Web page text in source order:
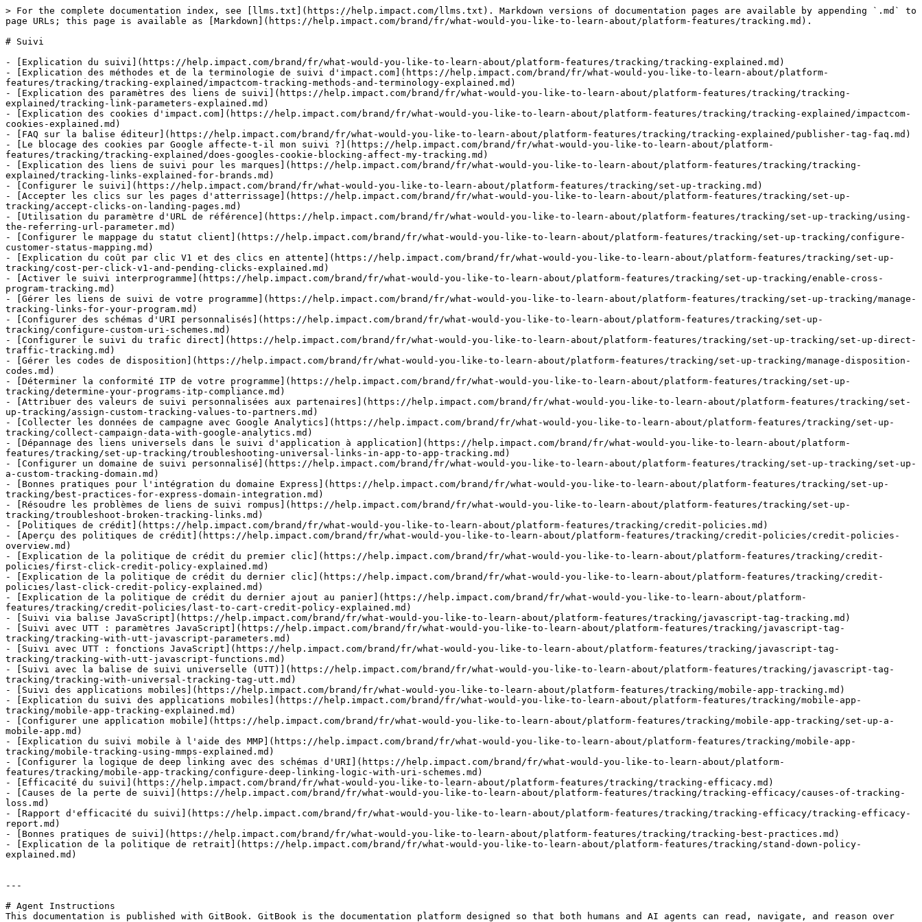
> For the complete documentation index, see [llms.txt](https://help.impact.com/llms.txt). Markdown versions of documentation pages are available by appending `.md` to
page URLs; this page is available as [Markdown](https://help.impact.com/brand/fr/what-would-you-like-to-learn-about/platform-features/tracking.md).
# Suivi
- [Explication du suivi](https://help.impact.com/brand/fr/what-would-you-like-to-learn-about/platform-features/tracking/tracking-explained.md)
- [Explication des méthodes et de la terminologie de suivi d'impact.com](https://help.impact.com/brand/fr/what-would-you-like-to-learn-about/platform-
features/tracking/tracking-explained/impactcom-tracking-methods-and-terminology-explained.md)
- [Explication des paramètres des liens de suivi](https://help.impact.com/brand/fr/what-would-you-like-to-learn-about/platform-features/tracking/tracking-
explained/tracking-link-parameters-explained.md)
- [Explication des cookies d'impact.com](https://help.impact.com/brand/fr/what-would-you-like-to-learn-about/platform-features/tracking/tracking-explained/impactcom-
cookies-explained.md)
- [FAQ sur la balise éditeur](https://help.impact.com/brand/fr/what-would-you-like-to-learn-about/platform-features/tracking/tracking-explained/publisher-tag-faq.md)
- [Le blocage des cookies par Google affecte-t-il mon suivi ?](https://help.impact.com/brand/fr/what-would-you-like-to-learn-about/platform-
features/tracking/tracking-explained/does-googles-cookie-blocking-affect-my-tracking.md)
- [Explication des liens de suivi pour les marques](https://help.impact.com/brand/fr/what-would-you-like-to-learn-about/platform-features/tracking/tracking-
explained/tracking-links-explained-for-brands.md)
- [Configurer le suivi](https://help.impact.com/brand/fr/what-would-you-like-to-learn-about/platform-features/tracking/set-up-tracking.md)
- [Accepter les clics sur les pages d'atterrissage](https://help.impact.com/brand/fr/what-would-you-like-to-learn-about/platform-features/tracking/set-up-
tracking/accept-clicks-on-landing-pages.md)
- [Utilisation du paramètre d'URL de référence](https://help.impact.com/brand/fr/what-would-you-like-to-learn-about/platform-features/tracking/set-up-tracking/using-
the-referring-url-parameter.md)
- [Configurer le mappage du statut client](https://help.impact.com/brand/fr/what-would-you-like-to-learn-about/platform-features/tracking/set-up-tracking/configure-
customer-status-mapping.md)
- [Explication du coût par clic V1 et des clics en attente](https://help.impact.com/brand/fr/what-would-you-like-to-learn-about/platform-features/tracking/set-up-
tracking/cost-per-click-v1-and-pending-clicks-explained.md)
- [Activer le suivi interprogramme](https://help.impact.com/brand/fr/what-would-you-like-to-learn-about/platform-features/tracking/set-up-tracking/enable-cross-
program-tracking.md)
- [Gérer les liens de suivi de votre programme](https://help.impact.com/brand/fr/what-would-you-like-to-learn-about/platform-features/tracking/set-up-tracking/manage-
tracking-links-for-your-program.md)
- [Configurer des schémas d'URI personnalisés](https://help.impact.com/brand/fr/what-would-you-like-to-learn-about/platform-features/tracking/set-up-
tracking/configure-custom-uri-schemes.md)
- [Configurer le suivi du trafic direct](https://help.impact.com/brand/fr/what-would-you-like-to-learn-about/platform-features/tracking/set-up-tracking/set-up-direct-
traffic-tracking.md)
- [Gérer les codes de disposition](https://help.impact.com/brand/fr/what-would-you-like-to-learn-about/platform-features/tracking/set-up-tracking/manage-disposition-
codes.md)
- [Déterminer la conformité ITP de votre programme](https://help.impact.com/brand/fr/what-would-you-like-to-learn-about/platform-features/tracking/set-up-
tracking/determine-your-programs-itp-compliance.md)
- [Attribuer des valeurs de suivi personnalisées aux partenaires](https://help.impact.com/brand/fr/what-would-you-like-to-learn-about/platform-features/tracking/set-
up-tracking/assign-custom-tracking-values-to-partners.md)
- [Collecter les données de campagne avec Google Analytics](https://help.impact.com/brand/fr/what-would-you-like-to-learn-about/platform-features/tracking/set-up-
tracking/collect-campaign-data-with-google-analytics.md)
- [Dépannage des liens universels dans le suivi d'application à application](https://help.impact.com/brand/fr/what-would-you-like-to-learn-about/platform-
features/tracking/set-up-tracking/troubleshooting-universal-links-in-app-to-app-tracking.md)
- [Configurer un domaine de suivi personnalisé](https://help.impact.com/brand/fr/what-would-you-like-to-learn-about/platform-features/tracking/set-up-tracking/set-up-
a-custom-tracking-domain.md)
- [Bonnes pratiques pour l'intégration du domaine Express](https://help.impact.com/brand/fr/what-would-you-like-to-learn-about/platform-features/tracking/set-up-
tracking/best-practices-for-express-domain-integration.md)
- [Résoudre les problèmes de liens de suivi rompus](https://help.impact.com/brand/fr/what-would-you-like-to-learn-about/platform-features/tracking/set-up-
tracking/troubleshoot-broken-tracking-links.md)
- [Politiques de crédit](https://help.impact.com/brand/fr/what-would-you-like-to-learn-about/platform-features/tracking/credit-policies.md)
- [Aperçu des politiques de crédit](https://help.impact.com/brand/fr/what-would-you-like-to-learn-about/platform-features/tracking/credit-policies/credit-policies-
overview.md)
- [Explication de la politique de crédit du premier clic](https://help.impact.com/brand/fr/what-would-you-like-to-learn-about/platform-features/tracking/credit-
policies/first-click-credit-policy-explained.md)
- [Explication de la politique de crédit du dernier clic](https://help.impact.com/brand/fr/what-would-you-like-to-learn-about/platform-features/tracking/credit-
policies/last-click-credit-policy-explained.md)
- [Explication de la politique de crédit du dernier ajout au panier](https://help.impact.com/brand/fr/what-would-you-like-to-learn-about/platform-
features/tracking/credit-policies/last-to-cart-credit-policy-explained.md)
- [Suivi via balise JavaScript](https://help.impact.com/brand/fr/what-would-you-like-to-learn-about/platform-features/tracking/javascript-tag-tracking.md)
- [Suivi avec UTT : paramètres JavaScript](https://help.impact.com/brand/fr/what-would-you-like-to-learn-about/platform-features/tracking/javascript-tag-
tracking/tracking-with-utt-javascript-parameters.md)
- [Suivi avec UTT : fonctions JavaScript](https://help.impact.com/brand/fr/what-would-you-like-to-learn-about/platform-features/tracking/javascript-tag-
tracking/tracking-with-utt-javascript-functions.md)
- [Suivi avec la balise de suivi universelle (UTT)](https://help.impact.com/brand/fr/what-would-you-like-to-learn-about/platform-features/tracking/javascript-tag-
tracking/tracking-with-universal-tracking-tag-utt.md)
- [Suivi des applications mobiles](https://help.impact.com/brand/fr/what-would-you-like-to-learn-about/platform-features/tracking/mobile-app-tracking.md)
- [Explication du suivi des applications mobiles](https://help.impact.com/brand/fr/what-would-you-like-to-learn-about/platform-features/tracking/mobile-app-
tracking/mobile-app-tracking-explained.md)
- [Configurer une application mobile](https://help.impact.com/brand/fr/what-would-you-like-to-learn-about/platform-features/tracking/mobile-app-tracking/set-up-a-
mobile-app.md)
- [Explication du suivi mobile à l'aide des MMP](https://help.impact.com/brand/fr/what-would-you-like-to-learn-about/platform-features/tracking/mobile-app-
tracking/mobile-tracking-using-mmps-explained.md)
- [Configurer la logique de deep linking avec des schémas d'URI](https://help.impact.com/brand/fr/what-would-you-like-to-learn-about/platform-
features/tracking/mobile-app-tracking/configure-deep-linking-logic-with-uri-schemes.md)
- [Efficacité du suivi](https://help.impact.com/brand/fr/what-would-you-like-to-learn-about/platform-features/tracking/tracking-efficacy.md)
- [Causes de la perte de suivi](https://help.impact.com/brand/fr/what-would-you-like-to-learn-about/platform-features/tracking/tracking-efficacy/causes-of-tracking-
loss.md)
- [Rapport d'efficacité du suivi](https://help.impact.com/brand/fr/what-would-you-like-to-learn-about/platform-features/tracking/tracking-efficacy/tracking-efficacy-
report.md)
- [Bonnes pratiques de suivi](https://help.impact.com/brand/fr/what-would-you-like-to-learn-about/platform-features/tracking/tracking-best-practices.md)
- [Explication de la politique de retrait](https://help.impact.com/brand/fr/what-would-you-like-to-learn-about/platform-features/tracking/stand-down-policy-
explained.md)
---
# Agent Instructions
This documentation is published with GitBook. GitBook is the documentation platform designed so that both humans and AI agents can read, navigate, and reason over